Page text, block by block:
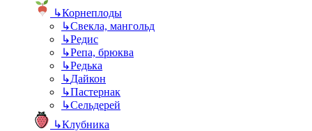
↳Корнеплоды
↳Свекла, мангольд
↳Редис
↳Репа, брюква
↳Редька
↳Дайкон
↳Пастернак
↳Сельдерей
↳Клубника